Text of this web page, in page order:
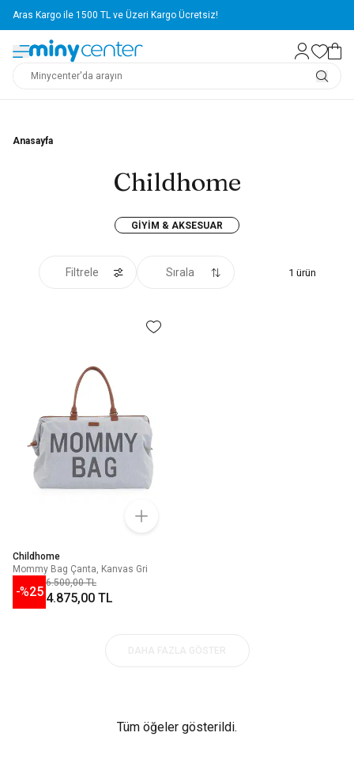
Aras Kargo ile 1500 TL ve Üzeri Kargo Ücretsiz!
Anasayfa
Childhome
GIYIM & AKSESUAR
Filtrele Sırala 1 ürün
Childhome
Mommy Bag Çanta, Kanvas Gri
-%25
6.500,00 TL
4.875,00 TL
Tüm öğeler gösterildi.